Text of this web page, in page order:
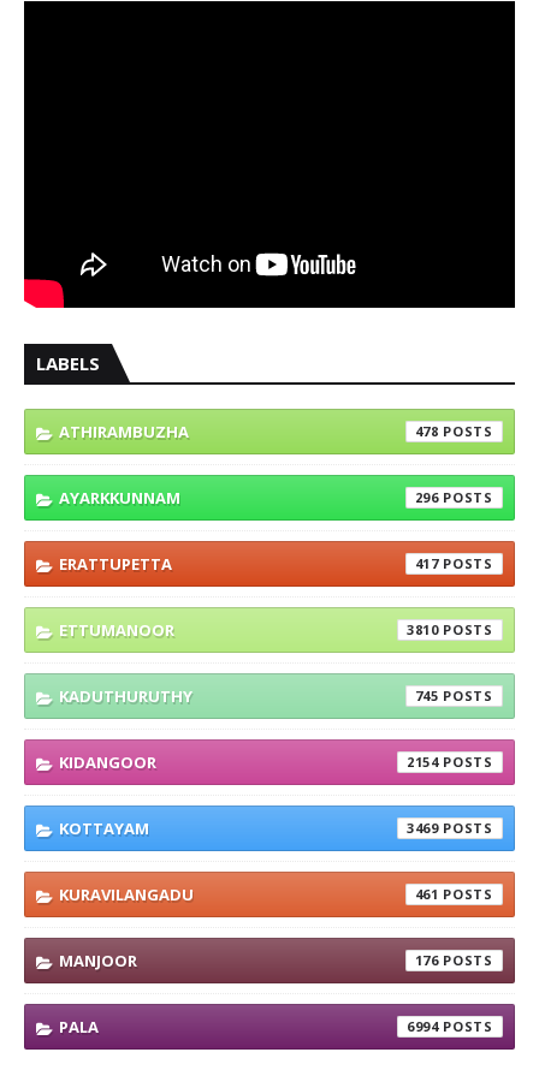
LABELS
ATHIRAMBUZHA 478
AYARKKUNNAM 296
ERATTUPETTA 417
ETTUMANOOR 3810
KADUTHURUTHY 745
KIDANGOOR 2154
KOTTAYAM 3469
KURAVILANGADU 461
MANJOOR 176
PALA 6994